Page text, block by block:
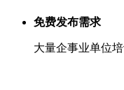
免费发布需求
大量企事业单位